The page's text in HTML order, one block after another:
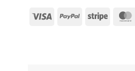
Visa PayPalStripe